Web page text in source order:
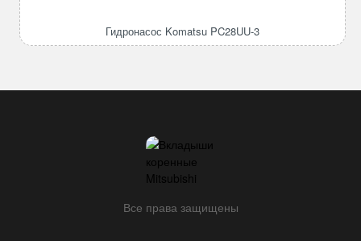
3
Гидронасос Komatsu PC28UU-3
Все права защищены